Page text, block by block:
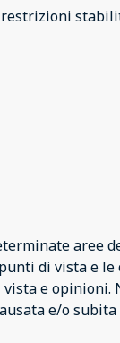
aree
di vista e
e opinioni.
e/o